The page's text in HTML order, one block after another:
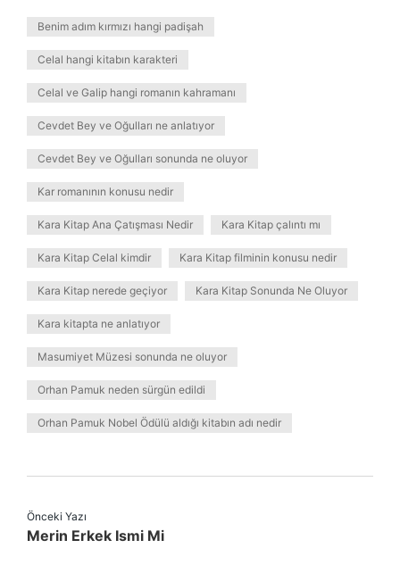
Benim adım kırmızı hangi padişah
Celal hangi kitabın karakteri
Celal ve Galip hangi romanın kahramanı
Cevdet Bey ve Oğulları ne anlatıyor
Cevdet Bey ve Oğulları sonunda ne oluyor
Kar romanının konusu nedir
Kara Kitap Ana Çatışması Nedir Kara Kitap çalıntı mı
Kara Kitap Celal kimdir Kara Kitap filminin konusu nedir
Kara Kitap nerede geçiyor Kara Kitap Sonunda Ne Oluyor
Kara kitapta ne anlatıyor
Masumiyet Müzesi sonunda ne oluyor
Orhan Pamuk neden sürgün edildi
Orhan Pamuk Nobel Ödülü aldığı kitabın adı nedir
Önceki Yazı
Merin Erkek Ismi Mi